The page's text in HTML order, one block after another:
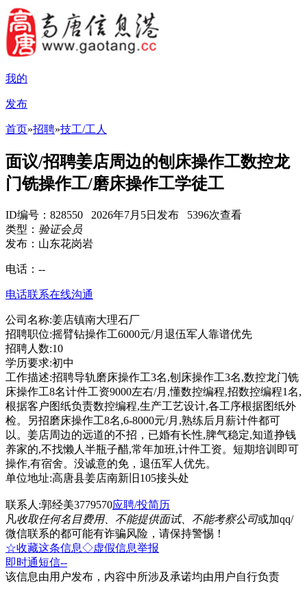
我的
发布
首页»招聘»技工/工人
面议/招聘姜店周边的刨床操作工数控龙
门铣操作工/磨床操作工学徒工
ID编号：828550 2026年7月5日发布 5396次查看
类型： 验证会员
发布：山东花岗岩
电话： --
电话联系在线沟通
公司名称:姜店镇南大理石厂
招聘职位:摇臂钻操作工6000元/月退伍军人靠谱优先
招聘人数:10
学历要求:初中
工作描述:招聘导轨磨床操作工3名,刨床操作工3名,数控龙门铣
床操作工8名计件工资9000左右/月,懂数控编程,招数控编程1名,
根据客户图纸负责数控编程,生产工艺设计,各工序根据图纸外
检。另招磨床操作工8名,6-8000元/月,熟练后月薪计件都可
以。姜店周边的远道的不招，已婚有长性,脾气稳定,知道挣钱
养家的,不找懒人半瓶子醋,常年加班,计件工资。短期培训即可
操作,有宿舍。没诚意的免，退伍军人优先。
单位地址:高唐县姜店南新旧105接头处
联系人:郭经美3779570应聘/投简历
凡收取任何名目费用、不能提供面试、不能考察公司或加qq/
微信联系的都可能有诈骗风险，请保持警惕！
☆收藏这条信息◇虚假信息举报
即时通短信--
该信息由用户发布，内容中所涉及承诺均由用户自行负责